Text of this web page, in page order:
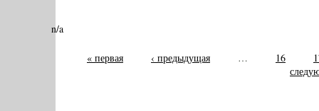
n/a
« первая ‹ предыдущая … 16